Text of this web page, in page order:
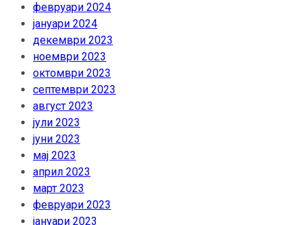
февруари 2024
јануари 2024
декември 2023
ноември 2023
октомври 2023
септември 2023
август 2023
јули 2023
јуни 2023
мај 2023
април 2023
март 2023
февруари 2023
јануари 2023